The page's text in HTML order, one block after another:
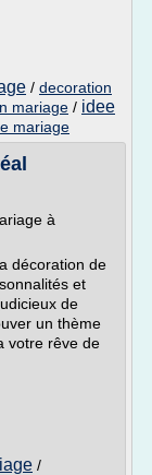
/ decoration
mariage / idee
mariage
à
décoration de
et
de
un thème
votre rêve de
/